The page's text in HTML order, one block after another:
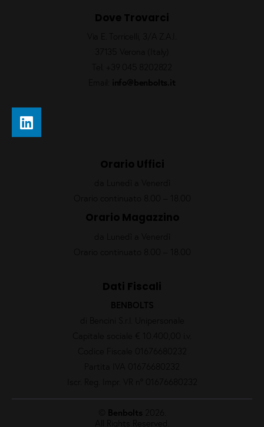
Dove Trovarci
Via E. Torricelli, 3/A Z.A.I.
37135 Verona (Italy)
info@benbolts.it
Orario Uffici
da Lunedì a Venerdì
Orario Magazzino
da Lunedì a Venerdì
Dati Fiscali
BENBOLTS
Partita IVA 01676680232
Iscr. Reg. Impr. VR nº 01676680232
Benbolts